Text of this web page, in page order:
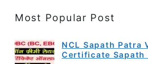
Most Popular Post
NCL Sapath Patra
Certificate Sapath